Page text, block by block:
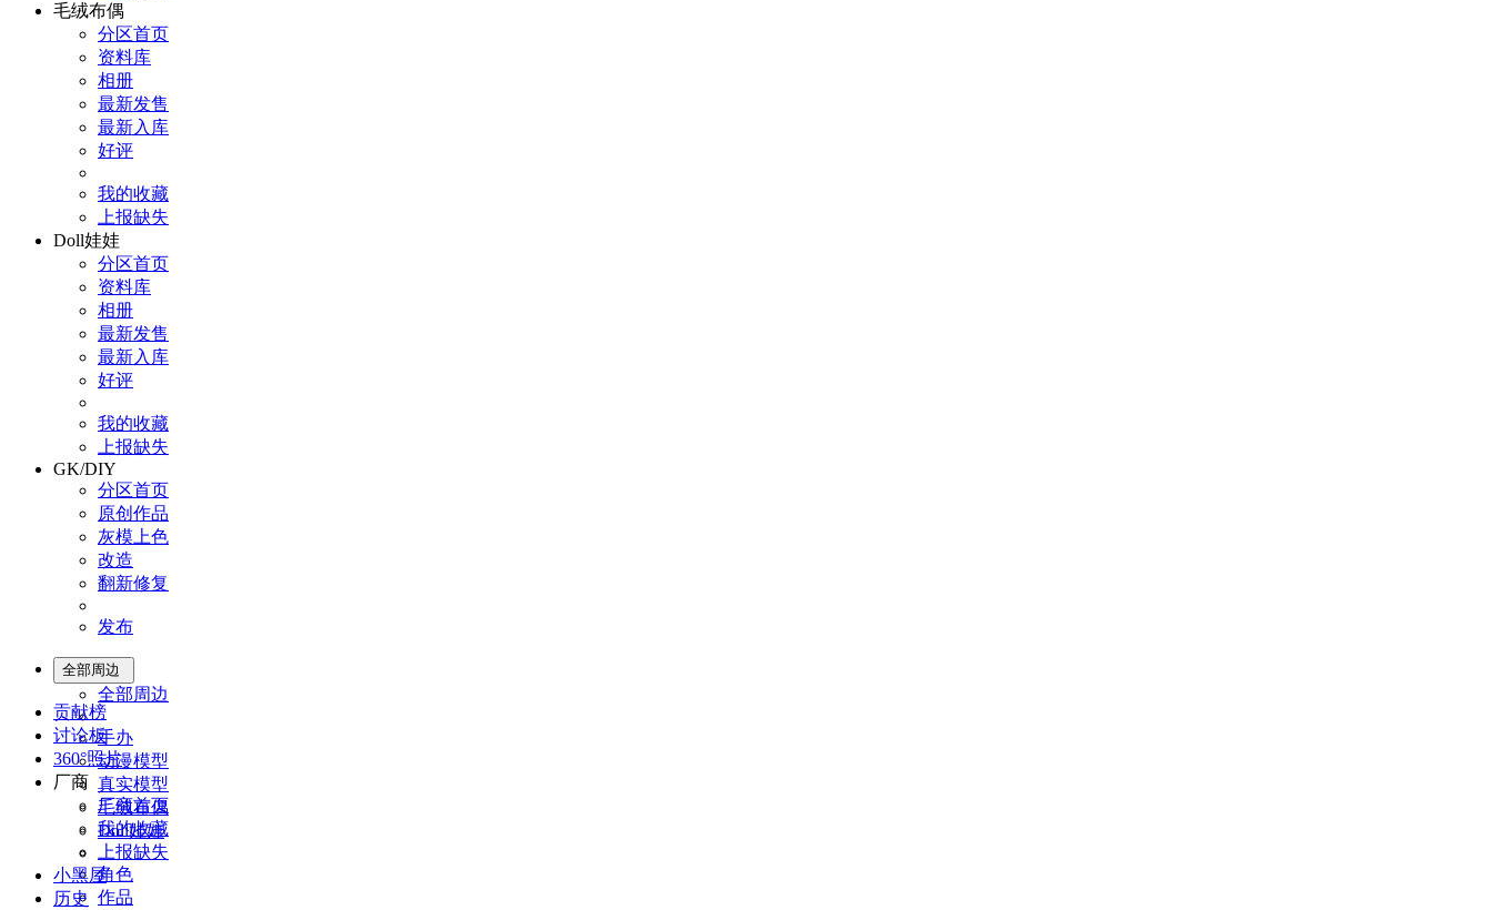
毛绒布偶
分区首页
资料库
相册
最新发售
最新入库
好评
我的收藏
上报缺失
Doll娃娃
分区首页
资料库
相册
最新发售
最新入库
好评
我的收藏
上报缺失
GK/DIY
分区首页
原创作品
灰模上色
改造
翻新修复
发布
全部周边
全部周边
手办
动漫模型
真实模型
毛绒布偶
Doll娃娃
角色
作品
贡献榜
讨论板
360°照片
厂商
厂商首页
我的收藏
上报缺失
小黑屋
历史